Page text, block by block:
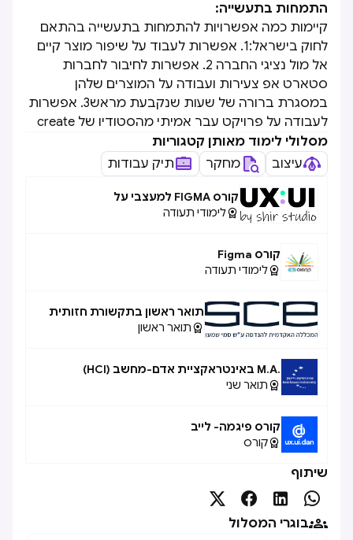
התמחות בתעשייה:
קיימות כמה אפשרויות להתמחות בתעשייה בהתאם
לחוק בישראל:1. אפשרות לעבוד על שיפור מוצר קיים
אל מול נציגי החברה 2. אפשרות לחיבור לחברות
סטארט אפ צעירות ועבודה על המוצרים שלהן
במסגרת ברורה של שעות שנקבעת מראש3. אפשרות
לעבודה על פרויקט עבר אמיתי מהסטודיו של create
מסלולי לימוד מאותן קטגוריות
עיצוב
מחקר תיק עבודות
קורס FIGMA למעצבי על
לימודי תעודה
קורס Figma
לימודי תעודה
תואר ראשון בתקשורת חזותית
תואר ראשון
.M.A באינטראקציית אדם-מחשב (HCI)
תואר שני
קורס פיגמה- לייב
קורס
שיתוף




בוגרי המסלול